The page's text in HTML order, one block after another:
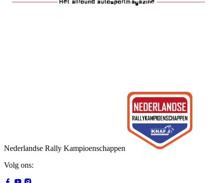
Nederlandse Rally Kampioenschappen
Volg ons: